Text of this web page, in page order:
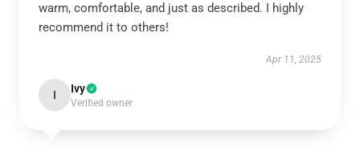
warm, comfortable, and just as described. I highly
recommend it to others!
Apr 11, 2025
I Ivy
Verified owner